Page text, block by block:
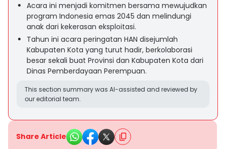
Acara ini menjadi komitmen bersama mewujudkan
program Indonesia emas 2045 dan melindungi
anak dari kekerasan eksploitasi.
Tahun ini acara peringatan HAN disejumlah
Kabupaten Kota yang turut hadir, berkolaborasi
besar sekali buat Provinsi dan Kabupaten Kota dari
Dinas Pemberdayaan Perempuan.
This section summary was AI-assisted and reviewed by
our editorial team.
Share Article